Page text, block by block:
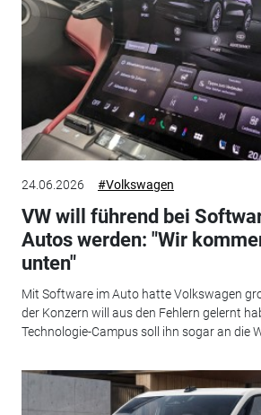
24.06.2026 #Volkswagen
VW will führend bei
Autos werden: "Wir
unten"
Mit Software im Auto hatte Volkswagen
der Konzern will aus den Fehlern gelernt
Technologie-Campus soll ihn sogar an die